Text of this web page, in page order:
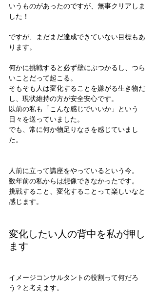
いうものがあったのですが、無事クリアしま
した！
ですが、まだまだ達成できていない目標もあ
ります。
何かに挑戦すると必ず壁にぶつかるし、つら
いことだって起こる。
そもそも人は変化することを嫌がる生き物だ
し、現状維持の方が安全安心です。
以前の私も「こんな感じでいいか」という
日々を送っていました。
でも、常に何か物足りなさを感じていまし
た。
人前に立って講座をやっているという今。
数年前の私からは想像できなかったです。
挑戦すること、変化することって楽しいなと
感じます。
変化したい人の背中を私が押し
ます
イメージコンサルタントの役割って何だろ
う？と考えます。